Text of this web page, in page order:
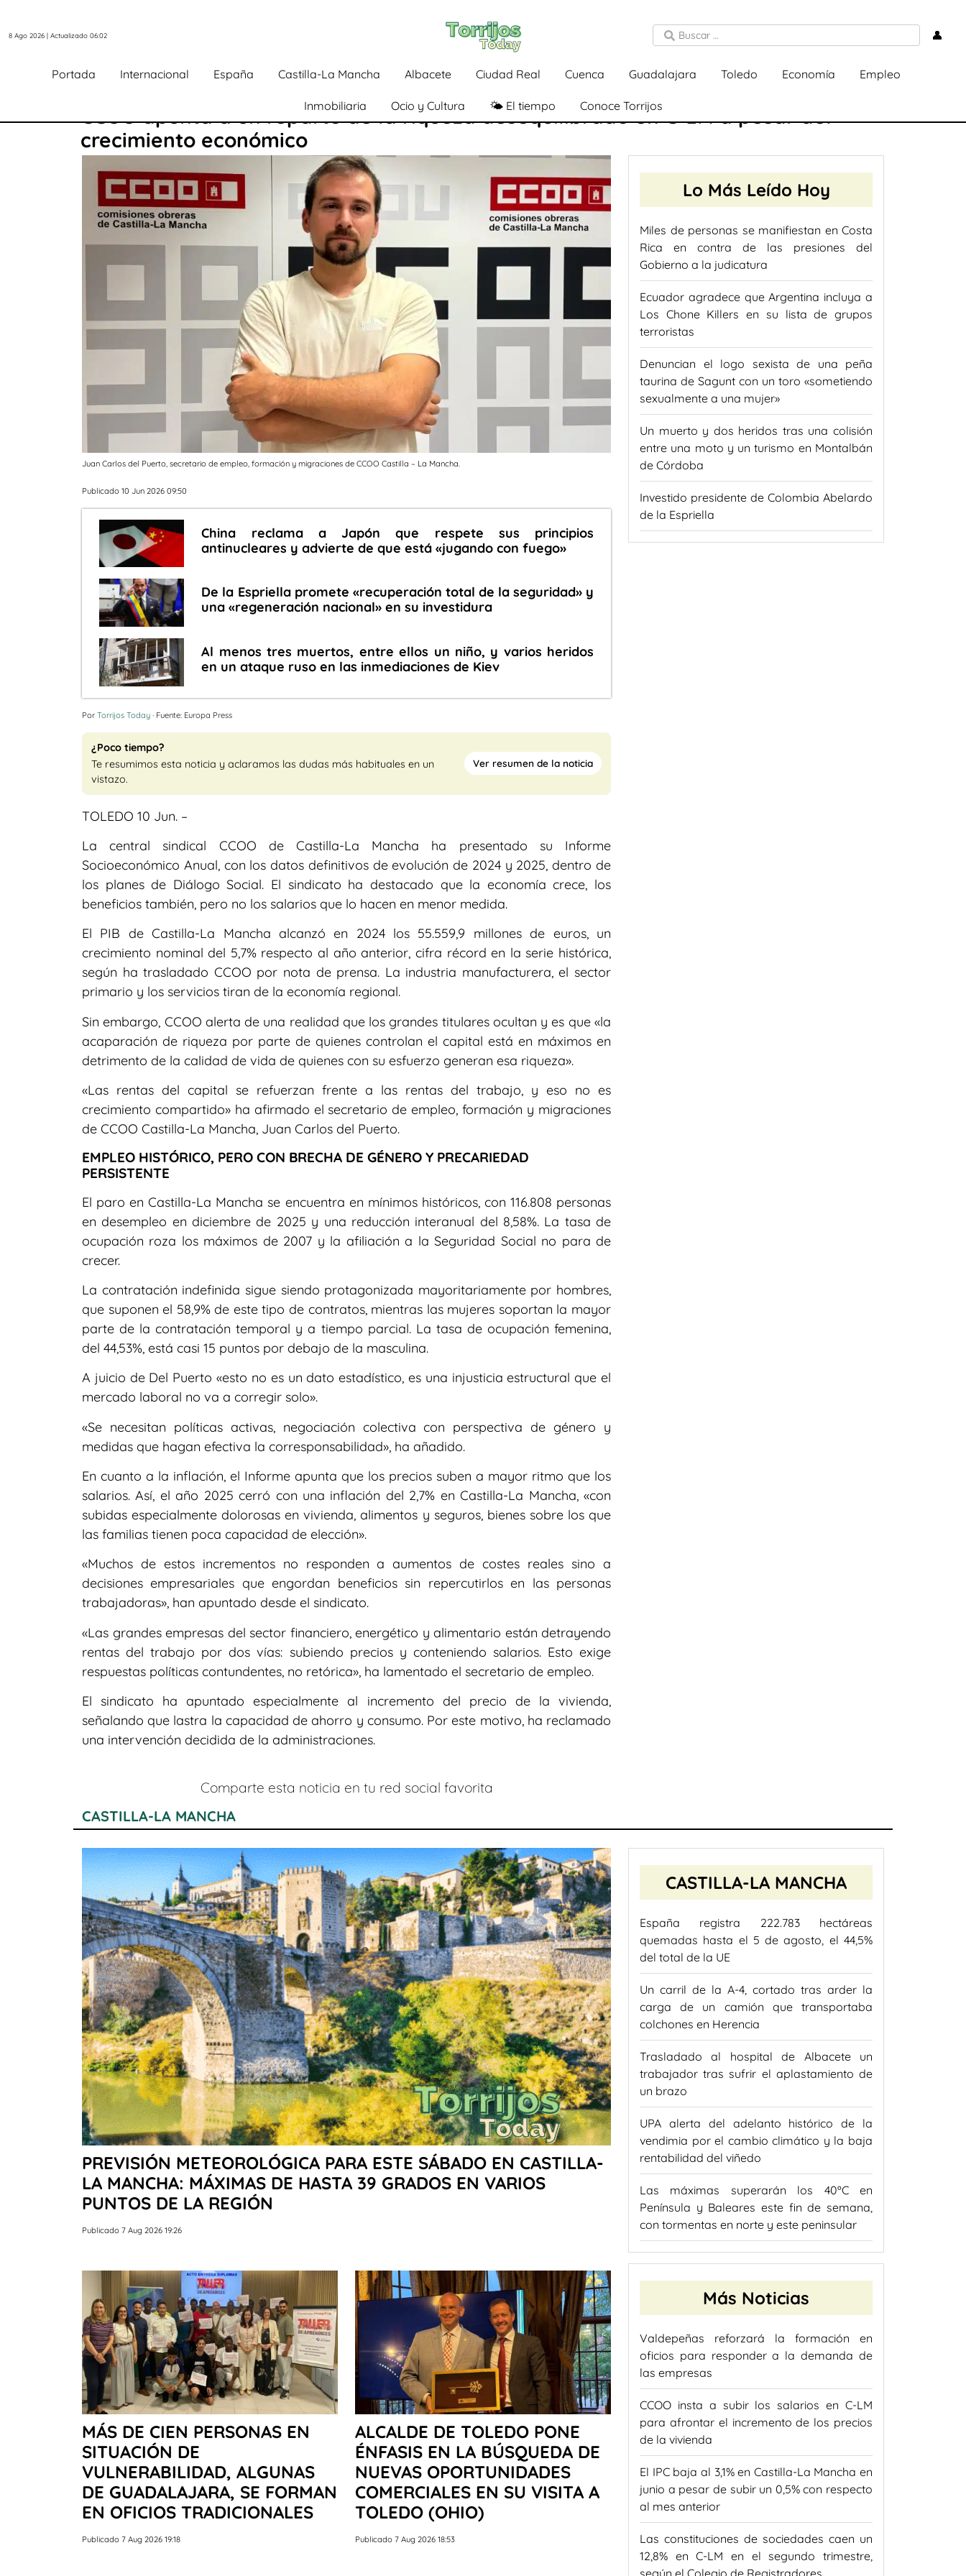
8 Ago 2026 | Actualizado 06:02 👤
Portada Internacional España Castilla-La Mancha Albacete Ciudad Real Cuenca Guadalajara Toledo Economía Empleo
Inmobiliaria Ocio y Cultura 🌤️ El tiempo Conoce Torrijos
CCOO apunta a un reparto de la riqueza desequilibrado en C-LM a pesar del
crecimiento económico
Juan Carlos del Puerto, secretario de empleo, formación y migraciones de CCOO Castilla – La Mancha.
Publicado 10 Jun 2026 09:50
China reclama a Japón que respete sus principios
antinucleares y advierte de que está «jugando con fuego»
De la Espriella promete «recuperación total de la seguridad» y
una «regeneración nacional» en su investidura
Al menos tres muertos, entre ellos un niño, y varios heridos
en un ataque ruso en las inmediaciones de Kiev
Por Torrijos Today · Fuente: Europa Press
¿Poco tiempo?
Te resumimos esta noticia y aclaramos las dudas más habituales en un
vistazo.
Ver resumen de la noticia
TOLEDO 10 Jun. –
La central sindical CCOO de Castilla-La Mancha ha presentado su Informe
Socioeconómico Anual, con los datos definitivos de evolución de 2024 y 2025, dentro de
los planes de Diálogo Social. El sindicato ha destacado que la economía crece, los
beneficios también, pero no los salarios que lo hacen en menor medida.
El PIB de Castilla-La Mancha alcanzó en 2024 los 55.559,9 millones de euros, un
crecimiento nominal del 5,7% respecto al año anterior, cifra récord en la serie histórica,
según ha trasladado CCOO por nota de prensa. La industria manufacturera, el sector
primario y los servicios tiran de la economía regional.
Sin embargo, CCOO alerta de una realidad que los grandes titulares ocultan y es que «la
acaparación de riqueza por parte de quienes controlan el capital está en máximos en
detrimento de la calidad de vida de quienes con su esfuerzo generan esa riqueza».
«Las rentas del capital se refuerzan frente a las rentas del trabajo, y eso no es
crecimiento compartido» ha afirmado el secretario de empleo, formación y migraciones
de CCOO Castilla-La Mancha, Juan Carlos del Puerto.
EMPLEO HISTÓRICO, PERO CON BRECHA DE GÉNERO Y PRECARIEDAD
PERSISTENTE
El paro en Castilla-La Mancha se encuentra en mínimos históricos, con 116.808 personas
en desempleo en diciembre de 2025 y una reducción interanual del 8,58%. La tasa de
ocupación roza los máximos de 2007 y la afiliación a la Seguridad Social no para de
crecer.
La contratación indefinida sigue siendo protagonizada mayoritariamente por hombres,
que suponen el 58,9% de este tipo de contratos, mientras las mujeres soportan la mayor
parte de la contratación temporal y a tiempo parcial. La tasa de ocupación femenina,
del 44,53%, está casi 15 puntos por debajo de la masculina.
A juicio de Del Puerto «esto no es un dato estadístico, es una injusticia estructural que el
mercado laboral no va a corregir solo».
«Se necesitan políticas activas, negociación colectiva con perspectiva de género y
medidas que hagan efectiva la corresponsabilidad», ha añadido.
En cuanto a la inflación, el Informe apunta que los precios suben a mayor ritmo que los
salarios. Así, el año 2025 cerró con una inflación del 2,7% en Castilla-La Mancha, «con
subidas especialmente dolorosas en vivienda, alimentos y seguros, bienes sobre los que
las familias tienen poca capacidad de elección».
«Muchos de estos incrementos no responden a aumentos de costes reales sino a
decisiones empresariales que engordan beneficios sin repercutirlos en las personas
trabajadoras», han apuntado desde el sindicato.
«Las grandes empresas del sector financiero, energético y alimentario están detrayendo
rentas del trabajo por dos vías: subiendo precios y conteniendo salarios. Esto exige
respuestas políticas contundentes, no retórica», ha lamentado el secretario de empleo.
El sindicato ha apuntado especialmente al incremento del precio de la vivienda,
señalando que lastra la capacidad de ahorro y consumo. Por este motivo, ha reclamado
una intervención decidida de la administraciones.
Comparte esta noticia en tu red social favorita
Lo Más Leído Hoy
Miles de personas se manifiestan en Costa
Rica en contra de las presiones del
Gobierno a la judicatura
Ecuador agradece que Argentina incluya a
Los Chone Killers en su lista de grupos
terroristas
Denuncian el logo sexista de una peña
taurina de Sagunt con un toro «sometiendo
sexualmente a una mujer»
Un muerto y dos heridos tras una colisión
entre una moto y un turismo en Montalbán
de Córdoba
Investido presidente de Colombia Abelardo
de la Espriella
CASTILLA-LA MANCHA
PREVISIÓN METEOROLÓGICA PARA ESTE SÁBADO EN CASTILLA-
LA MANCHA: MÁXIMAS DE HASTA 39 GRADOS EN VARIOS
PUNTOS DE LA REGIÓN
Publicado 7 Aug 2026 19:26
MÁS DE CIEN PERSONAS EN
SITUACIÓN DE
VULNERABILIDAD, ALGUNAS
DE GUADALAJARA, SE FORMAN
EN OFICIOS TRADICIONALES
Publicado 7 Aug 2026 19:18
ALCALDE DE TOLEDO PONE
ÉNFASIS EN LA BÚSQUEDA DE
NUEVAS OPORTUNIDADES
COMERCIALES EN SU VISITA A
TOLEDO (OHIO)
Publicado 7 Aug 2026 18:53
CASTILLA-LA MANCHA
España registra 222.783 hectáreas
quemadas hasta el 5 de agosto, el 44,5%
del total de la UE
Un carril de la A-4, cortado tras arder la
carga de un camión que transportaba
colchones en Herencia
Trasladado al hospital de Albacete un
trabajador tras sufrir el aplastamiento de
un brazo
UPA alerta del adelanto histórico de la
vendimia por el cambio climático y la baja
rentabilidad del viñedo
Las máximas superarán los 40ºC en
Península y Baleares este fin de semana,
con tormentas en norte y este peninsular
Más Noticias
Valdepeñas reforzará la formación en
oficios para responder a la demanda de
las empresas
CCOO insta a subir los salarios en C-LM
para afrontar el incremento de los precios
de la vivienda
El IPC baja al 3,1% en Castilla-La Mancha en
junio a pesar de subir un 0,5% con respecto
al mes anterior
Las constituciones de sociedades caen un
12,8% en C-LM en el segundo trimestre,